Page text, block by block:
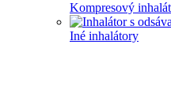
Kompresový
Iné inhalátory